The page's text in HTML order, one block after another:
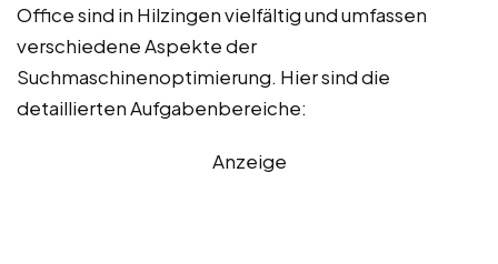
Office sind in Hilzingen vielfältig und umfassen
verschiedene Aspekte der
Suchmaschinenoptimierung. Hier sind die
detaillierten Aufgabenbereiche:
Anzeige